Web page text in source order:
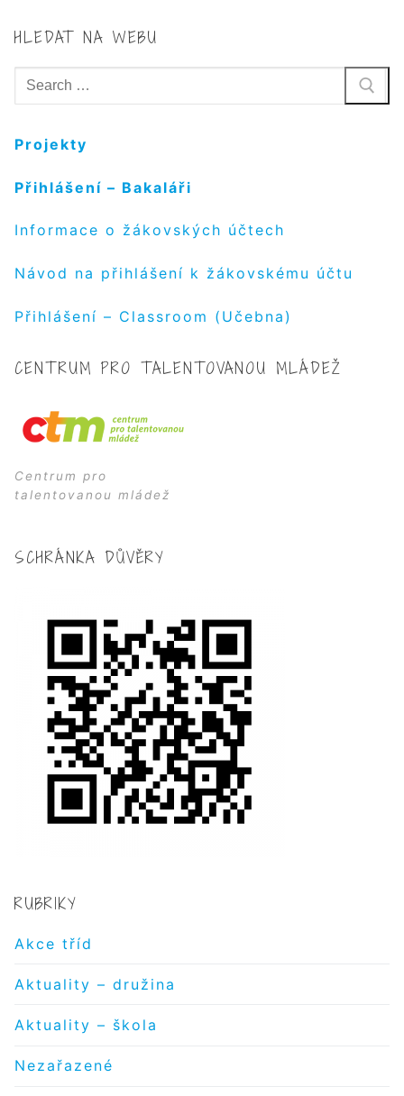
HLEDAT NA WEBU
Hledat:
Projekty
Přihlášení – Bakaláři
Informace o žákovských účtech
Návod na přihlášení k žákovskému účtu
Přihlášení – Classroom (Učebna)
CENTRUM PRO TALENTOVANOU MLÁDEŽ
Centrum pro
talentovanou mládež
SCHRÁNKA DŮVĚRY
RUBRIKY
Akce tříd
Aktuality – družina
Aktuality – škola
Nezařazené